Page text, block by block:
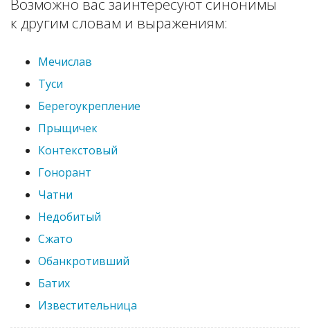
Возможно вас заинтересуют синонимы
к другим словам и выражениям:
Мечислав
Туси
Берегоукрепление
Прыщичек
Контекстовый
Гонорант
Чатни
Недобитый
Сжато
Обанкротивший
Батих
Известительница